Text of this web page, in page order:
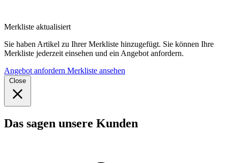
Merkliste aktualisiert
Sie haben Artikel zu Ihrer Merkliste hinzugefügt. Sie können Ihre
Merkliste jederzeit einsehen und ein Angebot anfordern.
Angebot anfordern Merkliste ansehen
Close
Das sagen unsere Kunden